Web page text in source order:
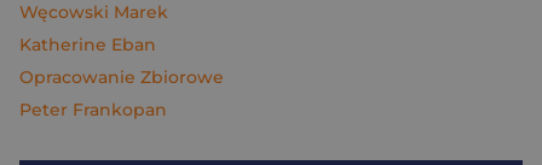
Węcowski Marek
Katherine Eban
Opracowanie Zbiorowe
Peter Frankopan